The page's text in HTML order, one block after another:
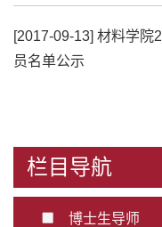
[2017-09-13] 材料学院
员名单公示
栏目导航
博士生导师